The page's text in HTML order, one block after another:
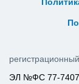
ЭЛ №ФС 77-